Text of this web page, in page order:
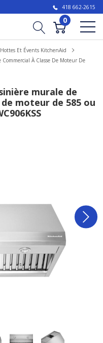
418 662-2615
0
Hottes Et Évents KitchenAid
À Classe De Moteur De
murale de
moteur de 585 ou